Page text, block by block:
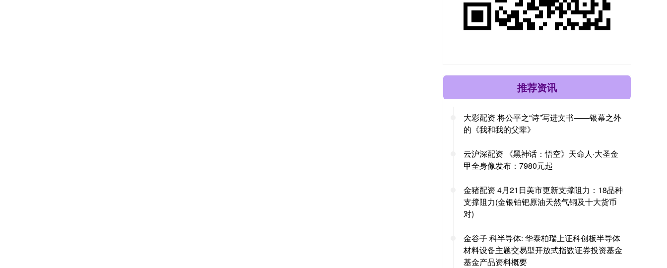
推荐资讯
大彩配资 将公平之“诗”写进文书——银幕之外
的《我和我的父辈》
云沪深配资 《黑神话：悟空》天命人·大圣金
甲全身像发布：7980元起
金猪配资 4月21日美市更新支撑阻力：18品种
支撑阻力(金银铂钯原油天然气铜及十大货币
对)
金谷子 科半导体: 华泰柏瑞上证科创板半导体
材料设备主题交易型开放式指数证券投资基金
基金产品资料概要